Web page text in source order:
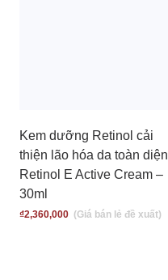
Kem dưỡng Retinol cải
thiện lão hóa da toàn diện
Retinol E Active Cream –
30ml
₫2,360,000